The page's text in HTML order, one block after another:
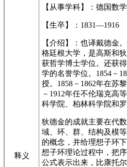
释义
【从事学科】：德国数
【生卒】：1831—1916
【介绍】：也译戴德金
格廷根大学，是高斯和
获哲学博士学位。还获
学的名誉学位。1854－
授。1858－1862年在苏
－1912年任不伦瑞克高
科学院、柏林科学院和
狄德金的成就主要在代
域、环、群、结构及模
的概念，并给理想子环
想子环理论过程中，把
公式表示出来，比康托